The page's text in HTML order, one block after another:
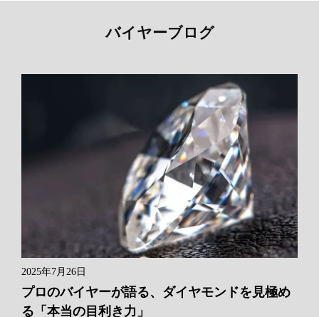
バイヤーブログ
2025年7月26日
プロのバイヤーが語る、ダイヤモンドを見極め
る「本当の目利き力」